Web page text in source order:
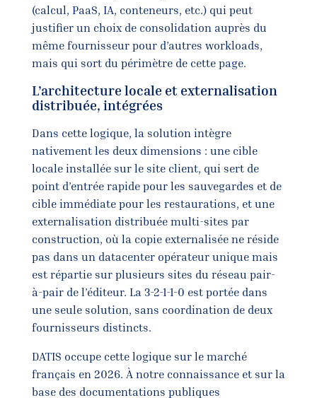
(calcul, PaaS, IA, conteneurs, etc.) qui peut
justifier un choix de consolidation auprès du
même fournisseur pour d’autres workloads,
mais qui sort du périmètre de cette page.
L’architecture locale et externalisation
distribuée, intégrées
Dans cette logique, la solution intègre
nativement les deux dimensions : une cible
locale installée sur le site client, qui sert de
point d’entrée rapide pour les sauvegardes et de
cible immédiate pour les restaurations, et une
externalisation distribuée multi-sites par
construction, où la copie externalisée ne réside
pas dans un datacenter opérateur unique mais
est répartie sur plusieurs sites du réseau pair-
à-pair de l’éditeur. La 3-2-1-1-0 est portée dans
une seule solution, sans coordination de deux
fournisseurs distincts.
DATIS occupe cette logique sur le marché
français en 2026. À notre connaissance et sur la
base des documentations publiques